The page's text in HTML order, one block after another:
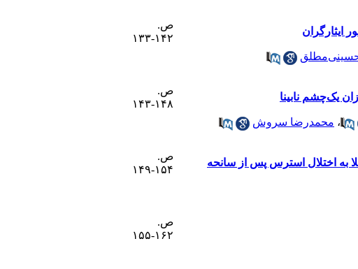
ایثارگران
ص.
۱۴۲-۱۳۳
یک‌چشم‌ نابینا
ص.
۱۴۸-۱۴۳
، محمدرضا سروش
به اختلال استرس ‌پس از سانحه
ص.
۱۵۴-۱۴۹
ص.
۱۶۲-۱۵۵